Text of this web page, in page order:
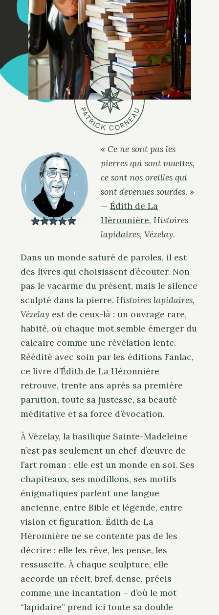
P
A
T
R
ICK CORN
E
A
U
« Ce ne sont pas les
pierres qui sont muettes,
ce sont nos oreilles qui
sont devenues sourdes. »
— Édith de La
Héronnière, Histoires
lapidaires, Vézelay.
Dans un monde saturé de paroles, il est
des livres qui choisissent d’écouter. Non
pas le vacarme du présent, mais le silence
sculpté dans la pierre. Histoires lapidaires,
Vézelay est de ceux-là : un ouvrage rare,
habité, où chaque mot semble émerger du
calcaire comme une révélation lente.
Réédité avec soin par les éditions Fanlac,
ce livre d’Édith de La Héronnière
retrouve, trente ans après sa première
parution, toute sa justesse, sa beauté
méditative et sa force d’évocation.
À Vézelay, la basilique Sainte-Madeleine
n’est pas seulement un chef-d’œuvre de
l’art roman : elle est un monde en soi. Ses
chapiteaux, ses modillons, ses motifs
énigmatiques parlent une langue
ancienne, entre Bible et légende, entre
vision et figuration. Édith de La
Héronnière ne se contente pas de les
décrire : elle les rêve, les pense, les
ressuscite. À chaque sculpture, elle
accorde un récit, bref, dense, précis
comme une incantation – d’où le mot
“lapidaire” prend ici toute sa double